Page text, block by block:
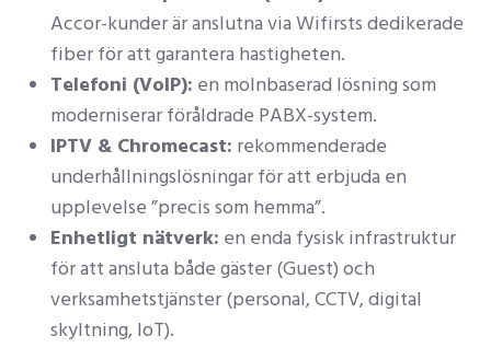
Accor-kunder är anslutna via Wifirsts dedikerade
fiber för att garantera hastigheten.
Telefoni (VoIP): en molnbaserad lösning som
moderniserar föråldrade PABX-system.
IPTV & Chromecast: rekommenderade
underhållningslösningar för att erbjuda en
upplevelse ”precis som hemma”.
Enhetligt nätverk: en enda fysisk infrastruktur
för att ansluta både gäster (Guest) och
verksamhetstjänster (personal, CCTV, digital
skyltning, IoT).